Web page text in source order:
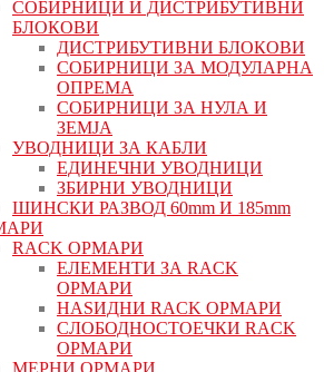
СОБИРНИЦИ И ДИСТРИБУТИВНИ
БЛОКОВИ
ДИСТРИБУТИВНИ БЛОКОВИ
СОБИРНИЦИ ЗА МОДУЛАРНА
ОПРЕМА
СОБИРНИЦИ ЗА НУЛА И
ЗЕМЈА
УВОДНИЦИ ЗА КАБЛИ
ЕДИНЕЧНИ УВОДНИЦИ
ЗБИРНИ УВОДНИЦИ
ШИНСКИ РАЗВОД 60mm И 185mm
RACK ОРМАРИ
ЕЛЕМЕНТИ ЗА RACK
ОРМАРИ
НАЅИДНИ RACK ОРМАРИ
СЛОБОДНОСТОЕЧКИ RACK
ОРМАРИ
МЕРНИ ОРМАРИ